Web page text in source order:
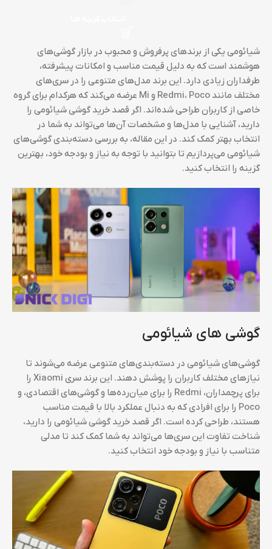
شیائومی یکی از برندهای پرفروش و محبوب در بازار گوشی‌های
هوشمند است که به دلیل قیمت مناسب و امکانات پیشرفته،
طرفداران زیادی دارد. این برند مدل‌های متنوعی را در سری‌های
مختلف مانند Redmi، Poco و Mi عرضه می‌کند که هرکدام برای گروه
خاصی از کاربران طراحی شده‌اند. اگر قصد خرید گوشی شیائومی را
دارید، آشنایی با مدل‌ها و مشخصات آن‌ها می‌تواند به شما در
انتخاب بهتر کمک کند. در این مقاله، به بررسی دسته‌بندی گوشی‌های
شیائومی می‌پردازیم تا بتوانید با توجه به نیاز و بودجه خود، بهترین
گزینه را انتخاب کنید.
گوشی های شیائومی
گوشی‌های شیائومی در دسته‌بندی‌های متنوعی عرضه می‌شوند تا
نیازهای مختلف کاربران را پوشش دهند. این برند سری Xiaomi را
برای پرچمداران، Redmi را برای میان‌رده‌ها و گوشی‌های اقتصادی، و
Poco را برای افرادی که به دنبال عملکرد بالا با قیمت مناسب
هستند، طراحی کرده است. اگر قصد خرید گوشی شیائومی را دارید،
شناخت تفاوت این سری‌ها می‌تواند به شما کمک کند تا مدلی
متناسب با نیاز و بودجه خود انتخاب کنید.